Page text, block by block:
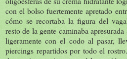
con el bolso fuertemente apretado
cómo se recortaba la figura del
resto de la gente caminaba
ligeramente con el codo al pasar,
piercings repartidos por todo el